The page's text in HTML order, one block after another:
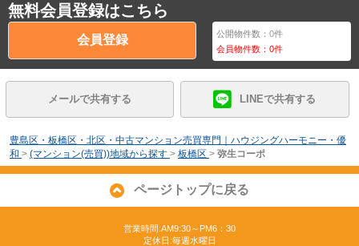
無料会員登録はこちら
会員登録 公開物件数：0件
会員物件数：0件
メールで共有する LINEで共有する
豊島区・板橋区・北区・中古マンション売買専門｜ハウジングハーモニー・優
和 > (マンション(売買))地域から探す > 板橋区 > 弥生コーポ
ページトップに戻る
営業時間:AM9:30～PM6：30
定休日:毎週水曜日